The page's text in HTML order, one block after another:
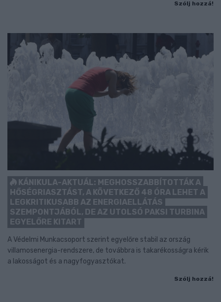
Szólj hozzá!
KÁNIKULA-AKTUÁL: MEGHOSSZABBÍTOTTÁK A
HŐSÉGRIASZTÁST, A KÖVETKEZŐ 48 ÓRA LEHET A
LEGKRITIKUSABB AZ ENERGIAELLÁTÁS
SZEMPONTJÁBÓL, DE AZ UTOLSÓ PAKSI TURBINA
EGYELŐRE KITART
A Védelmi Munkacsoport szerint egyelőre stabil az ország
villamosenergia-rendszere, de továbbra is takarékosságra kérik
a lakosságot és a nagyfogyasztókat.
Szólj hozzá!